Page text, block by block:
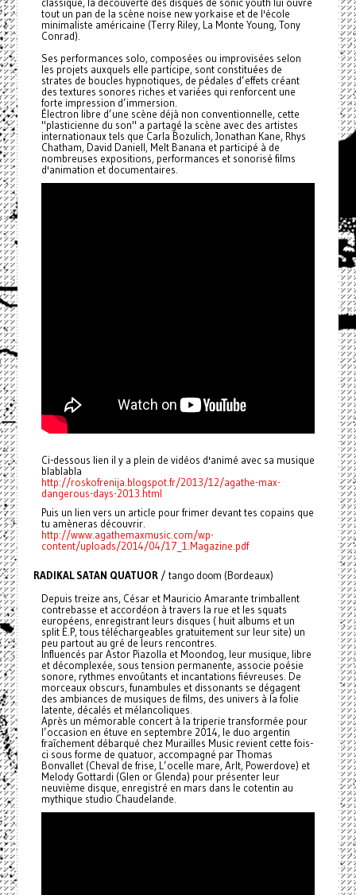
tout un pan de la scène noise new yorkaise et de l'école
minimaliste américaine (Terry Riley, La Monte Young, Tony
Conrad).
Ses performances solo, composées ou improvisées selon
les projets auxquels elle participe, sont constituées de
strates de boucles hypnotiques, de pédales d’effets créant
des textures sonores riches et variées qui renforcent une
forte impression d’immersion.
Électron libre d’une scène déjà non conventionnelle, cette
"plasticienne du son" a partagé la scène avec des artistes
internationaux tels que Carla Bozulich, Jonathan Kane, Rhys
Chatham, David Daniell, Melt Banana et participé à de
nombreuses expositions, performances et sonorisé films
d'animation et documentaires.
Ci-dessous lien il y a plein de vidéos d'animé avec sa musique
blablabla
http://roskofrenija.blogspot.fr/2013/12/agathe-max-
dangerous-days-2013.html
Puis un lien vers un article pour frimer devant tes copains que
tu amèneras découvrir.
http://www.agathemaxmusic.com/wp-
content/uploads/2014/04/17_1.Magazine.pdf
RADIKAL SATAN QUATUOR/ tango doom (Bordeaux)
Depuis treize ans, César et Mauricio Amarante trimballent
contrebasse et accordéon à travers la rue et les squats
européens, enregistrant leurs disques ( huit albums et un
split E.P, tous téléchargeables gratuitement sur leur site) un
peu partout au gré de leurs rencontres.
Influencés par Astor Piazolla et Moondog, leur musique, libre
et décomplexée, sous tension permanente, associe poésie
sonore, rythmes envoûtants et incantations fiévreuses. De
morceaux obscurs, funambules et dissonants se dégagent
des ambiances de musiques de films, des univers à la folie
latente, décalés et mélancoliques.
Après un mémorable concert à la triperie transformée pour
l’occasion en étuve en septembre 2014, le duo argentin
fraîchement débarqué chez Murailles Music revient cette fois-
ci sous forme de quatuor, accompagné par Thomas
Bonvallet (Cheval de frise, L’ocelle mare, Arlt, Powerdove) et
Melody Gottardi (Glen or Glenda) pour présenter leur
neuvième disque, enregistré en mars dans le cotentin au
mythique studio Chaudelande.